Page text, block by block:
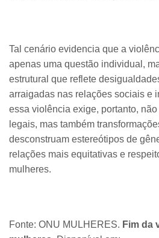
Tal cenário evidencia que a
apenas uma questão individual,
estrutural que reflete
arraigadas nas relações sociais e
essa violência exige, portanto,
legais, mas também
desconstruam estereótipos de
relações mais equitativas e
mulheres.
Fonte: ONU MULHERES. Fim da